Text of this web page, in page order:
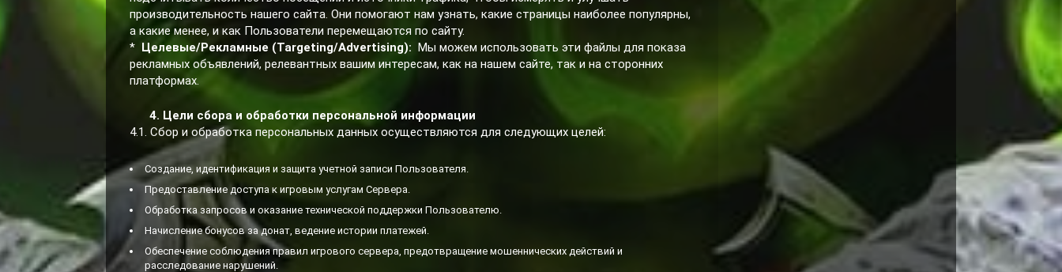
производительность нашего сайта. Они помогают нам узнать, какие страницы наиболее популярны,
а какие менее, и как Пользователи перемещаются по сайту.
* Целевые/Рекламные (Targeting/Advertising): Мы можем использовать эти файлы для показа
рекламных объявлений, релевантных вашим интересам, как на нашем сайте, так и на сторонних
платформах.
4. Цели сбора и обработки персональной информации
4.1. Сбор и обработка персональных данных осуществляются для следующих целей:
Создание, идентификация и защита учетной записи Пользователя.
Предоставление доступа к игровым услугам Сервера.
Обработка запросов и оказание технической поддержки Пользователю.
Начисление бонусов за донат, ведение истории платежей.
Обеспечение соблюдения правил игрового сервера, предотвращение мошеннических действий и
расследование нарушений.